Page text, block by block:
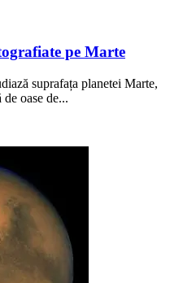
pe Marte
suprafața planetei Marte,
oase de...